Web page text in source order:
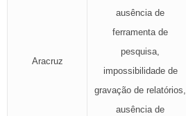
Aracruz
ausência de
ferramenta de
pesquisa,
impossibilidade de
gravação de relatórios,
ausência de